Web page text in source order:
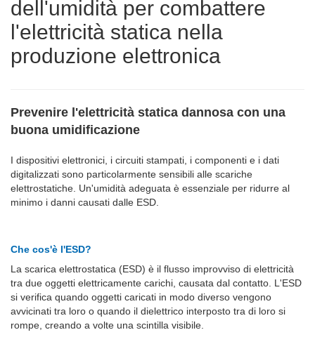
dell'umidità per combattere
l'elettricità statica nella
produzione elettronica
Prevenire l'elettricità statica dannosa con una
buona umidificazione
I dispositivi elettronici, i circuiti stampati, i componenti e i dati
digitalizzati sono particolarmente sensibili alle scariche
elettrostatiche. Un'umidità adeguata è essenziale per ridurre al
minimo i danni causati dalle ESD.
Che cos'è l'ESD?
La scarica elettrostatica (ESD) è il flusso improvviso di elettricità
tra due oggetti elettricamente carichi, causata dal contatto. L'ESD
si verifica quando oggetti caricati in modo diverso vengono
avvicinati tra loro o quando il dielettrico interposto tra di loro si
rompe, creando a volte una scintilla visibile.